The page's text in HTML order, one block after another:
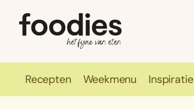
Recepten Weekmenu Inspiratie